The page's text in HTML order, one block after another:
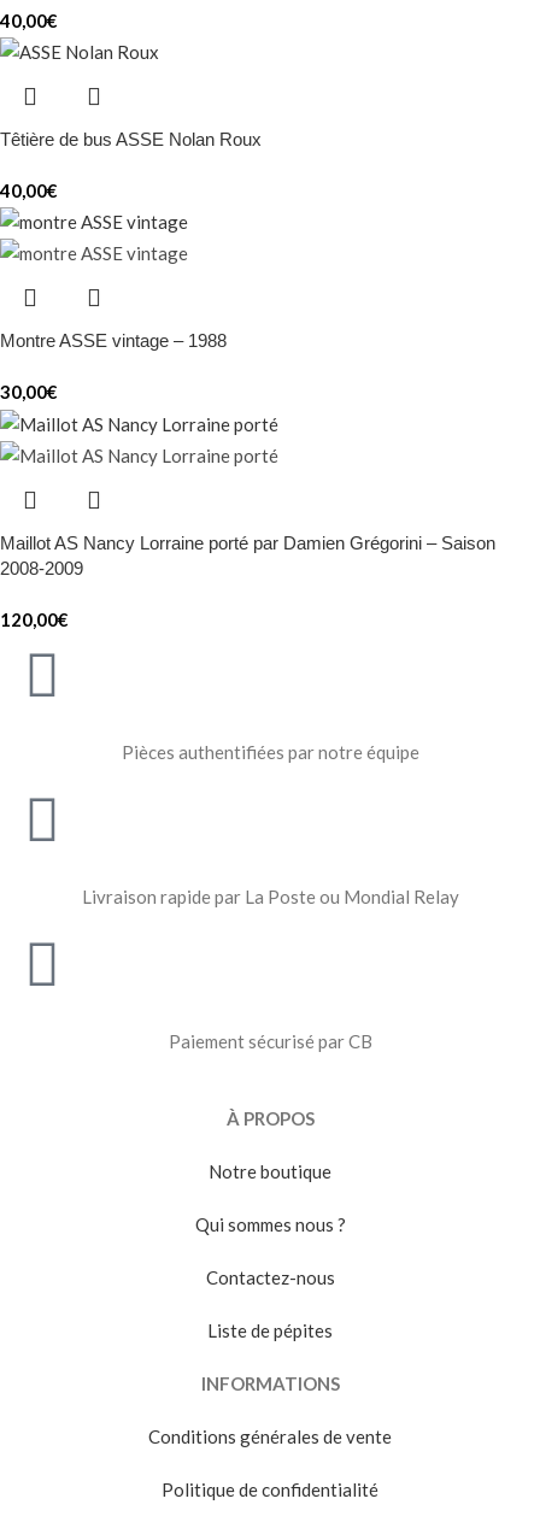
40,00€
Têtière de bus ASSE Nolan Roux
40,00€
Montre ASSE vintage – 1988
30,00€
Maillot AS Nancy Lorraine porté par Damien Grégorini – Saison
2008-2009
120,00€
Pièces authentifiées par notre équipe
Livraison rapide par La Poste ou Mondial Relay
Paiement sécurisé par CB
À PROPOS
Notre boutique
Qui sommes nous ?
Contactez-nous
Liste de pépites
INFORMATIONS
Conditions générales de vente
Politique de confidentialité